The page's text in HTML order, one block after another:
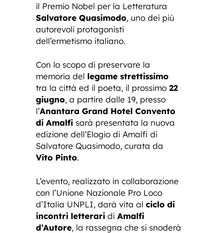
il Premio Nobel per la Letteratura
Salvatore Quasimodo, uno dei più
autorevoli protagonisti
dell’ermetismo italiano.
Con lo scopo di preservare la
memoria del legame strettissimo
tra la città ed il poeta, il prossimo 22
giugno, a partire dalle 19, presso
l’Anantara Grand Hotel Convento
di Amalfi sarà presentata la nuova
edizione dell’Elogio di Amalfi di
Salvatore Quasimodo, curata da
Vito Pinto.
L’evento, realizzato in collaborazione
con l’Unione Nazionale Pro Loco
d’Italia UNPLI, darà vita al ciclo di
incontri letterari di Amalfi
d’Autore, la rassegna che si snoderà